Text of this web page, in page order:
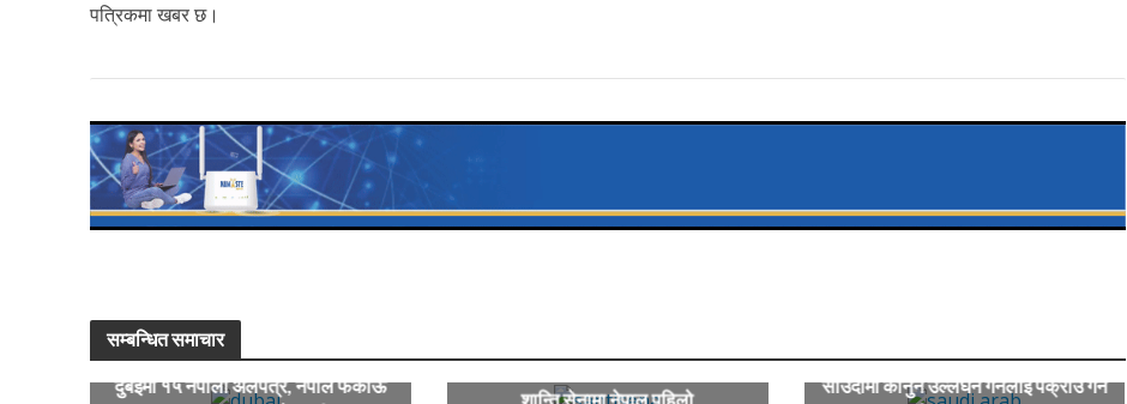
पत्रिकमा खबर छ।
सम्बन्धित समाचार
दुबईमा १५ नेपाली अलपत्र, नेपाल फर्काऊ
शान्ति सेनामा नेपाल पहिलो
साउदीमा कानुन उल्लंघन गर्नेलाई पक्राउ गर्न